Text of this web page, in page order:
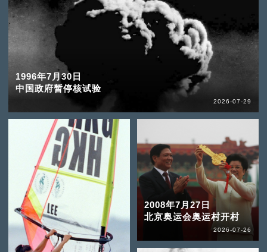
1996年7月30日
中国政府暂停核试验
2026-07-29
2008年7月27日
北京奥运会奥运村开村
2026-07-26